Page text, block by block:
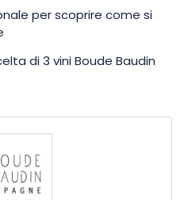
per scoprire come si
di 3 vini Boude Baudin